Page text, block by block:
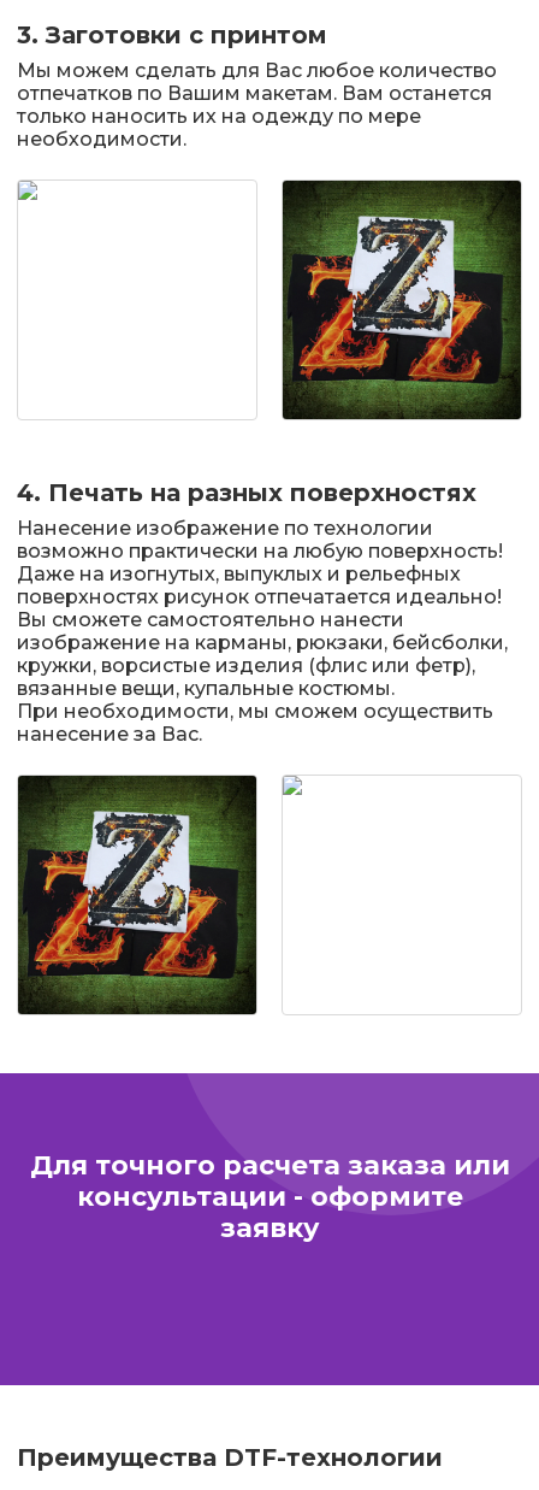
3. Заготовки с принтом
Мы можем сделать для Вас любое количество
отпечатков по Вашим макетам. Вам останется
только наносить их на одежду по мере
необходимости.
4. Печать на разных поверхностях
Нанесение изображение по технологии
возможно практически на любую поверхность!
Даже на изогнутых, выпуклых и рельефных
поверхностях рисунок отпечатается идеально!
Вы сможете самостоятельно нанести
изображение на карманы, рюкзаки, бейсболки,
кружки, ворсистые изделия (флис или фетр),
вязанные вещи, купальные костюмы.
При необходимости, мы сможем осуществить
нанесение за Вас.
Для точного расчета заказа или
консультации - оформите
заявку
Преимущества DTF-технологии